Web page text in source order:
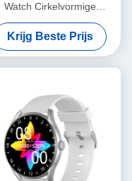
Watch Cirkelvormige
Smartwatch met Amoled
Display
Krijg Beste Prijs